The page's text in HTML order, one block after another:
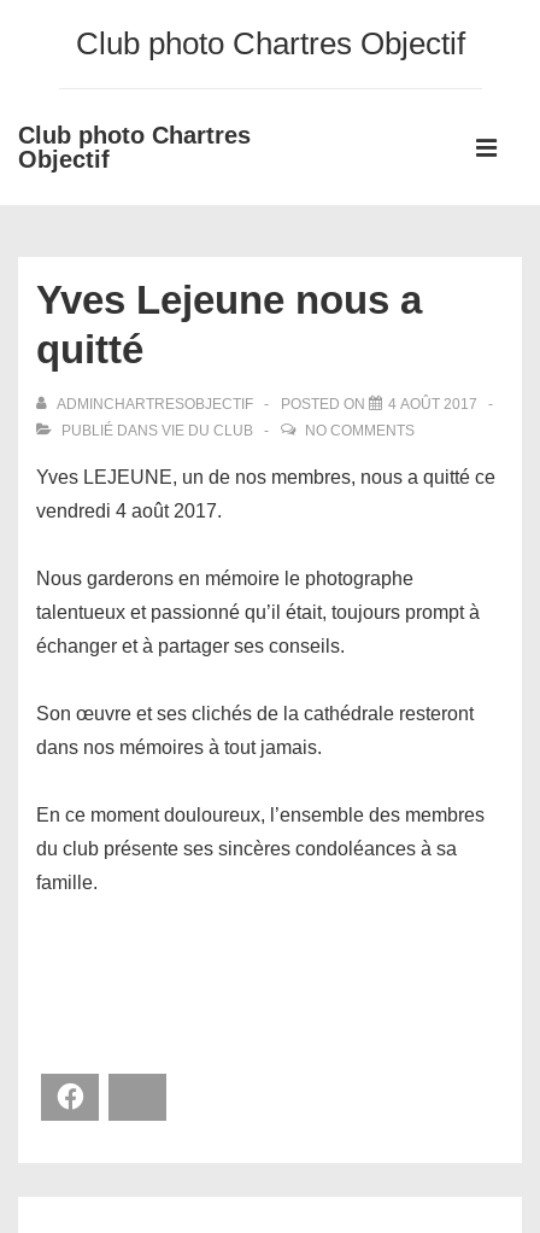
principal
Club photo Chartres Objectif
Club photo Chartres
Objectif
Main
Yves Lejeune nous a
quitté
ADMINCHARTRESOBJECTIF POSTED ON
4 AOÛT 2017
PUBLIÉ DANS VIE DU CLUB NO COMMENTS
Yves LEJEUNE, un de nos membres, nous a quitté ce
vendredi 4 août 2017.
Nous garderons en mémoire le photographe
talentueux et passionné qu’il était, toujours prompt à
échanger et à partager ses conseils.
Son œuvre et ses clichés de la cathédrale resteront
dans nos mémoires à tout jamais.
En ce moment douloureux, l’ensemble des membres
du club présente ses sincères condoléances à sa
famille.